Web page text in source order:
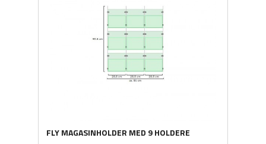
FLY MAGASINHOLDER MED 9 HOLDERE